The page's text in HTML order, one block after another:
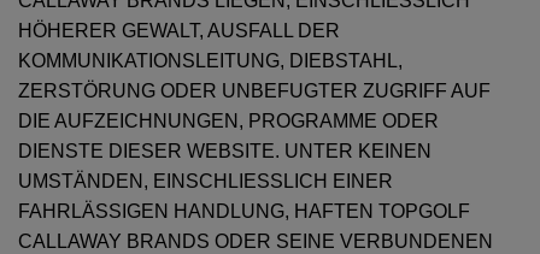
HÖHERER GEWALT, AUSFALL DER
KOMMUNIKATIONSLEITUNG, DIEBSTAHL,
ZERSTÖRUNG ODER UNBEFUGTER ZUGRIFF AUF
DIE AUFZEICHNUNGEN, PROGRAMME ODER
DIENSTE DIESER WEBSITE. UNTER KEINEN
UMSTÄNDEN, EINSCHLIESSLICH EINER
FAHRLÄSSIGEN HANDLUNG, HAFTEN TOPGOLF
CALLAWAY BRANDS ODER SEINE VERBUNDENEN